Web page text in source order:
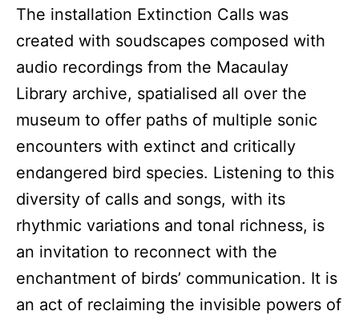
The installation Extinction Calls was
created with soudscapes composed with
audio recordings from the Macaulay
Library archive, spatialised all over the
museum to offer paths of multiple sonic
encounters with extinct and critically
endangered bird species. Listening to this
diversity of calls and songs, with its
rhythmic variations and tonal richness, is
an invitation to reconnect with the
enchantment of birds’ communication. It is
an act of reclaiming the invisible powers of